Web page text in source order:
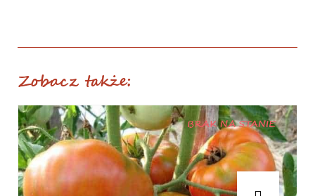
Zobacz także:
BRAK NA STANIE
Sadzonki pomidorów
Pomidor Opalka (Bycze rogi) – sadzonka
5.00zł